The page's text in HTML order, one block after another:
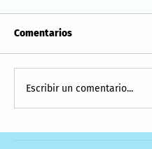
Comentarios
Escribir un comentario...